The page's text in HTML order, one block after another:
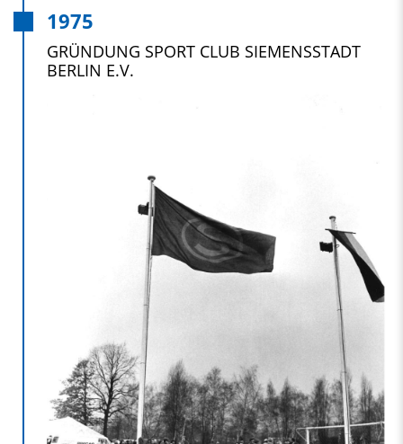
1975
GRÜNDUNG SPORT CLUB SIEMENSSTADT
BERLIN E.V.